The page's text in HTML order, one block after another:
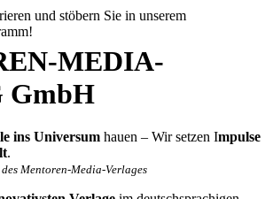
und stöbern Sie in unserem
MEDIA-
GmbH
ins Universum hauen – Wir setzen Impulse
.
Mentoren-Media-Verlages